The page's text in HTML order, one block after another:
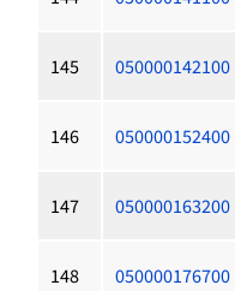
145 050000142100
146 050000152400
147 050000163200
148 050000176700